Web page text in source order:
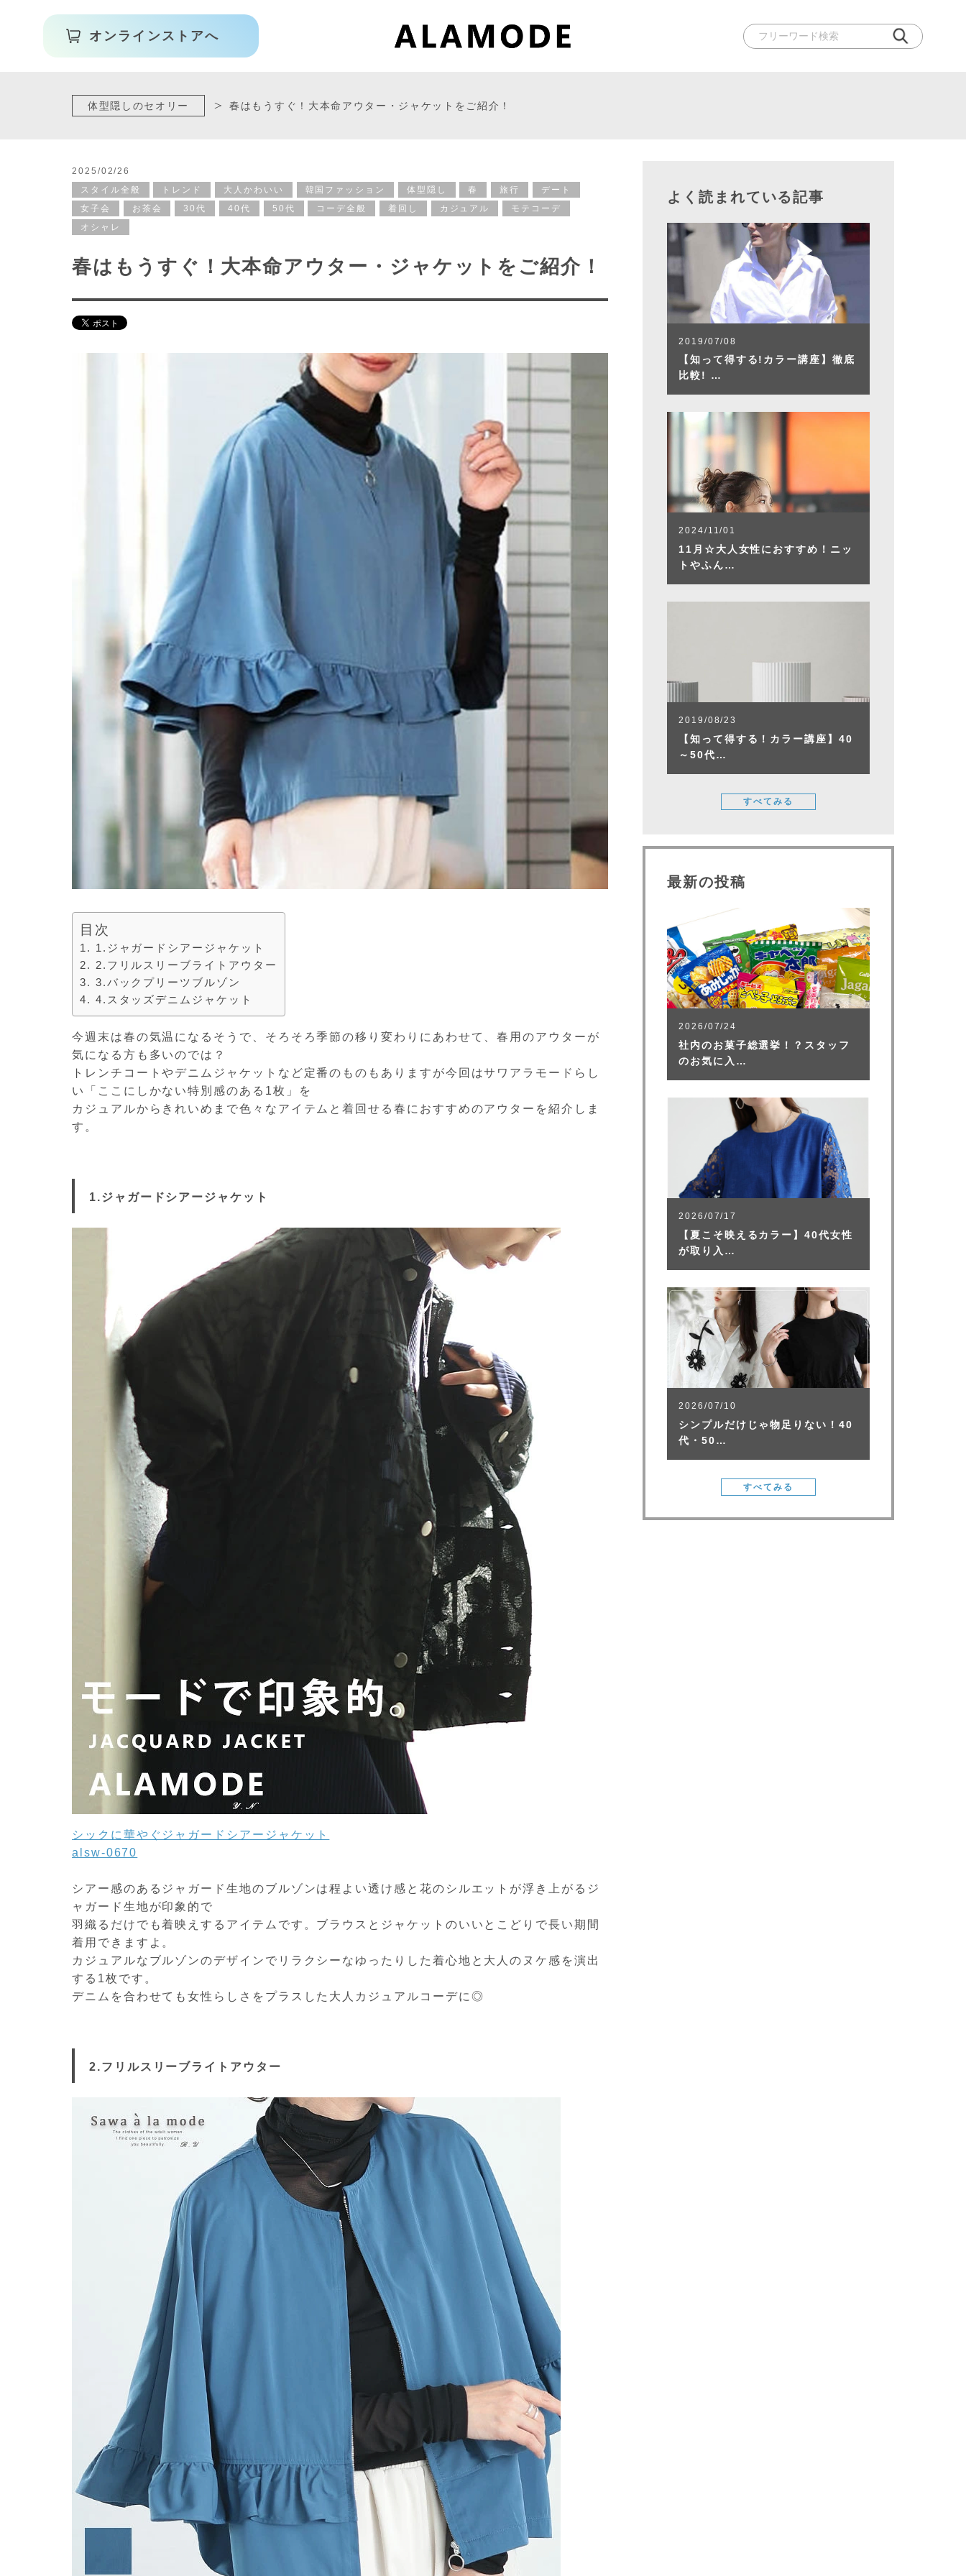
オンラインストアへ
体型隠しのセオリー 春はもうすぐ！大本命アウター・ジャケットをご紹介！
2025/02/26
スタイル全般
トレンド 大人かわいい 韓国ファッション 体型隠し 春 旅行
デート
女子会
お茶会 30代 40代 50代 コーデ全般 着回し カジュアル
モテコーデ
オシャレ
春はもうすぐ！大本命アウター・ジャケットをご紹介！
目次
1.ジャガードシアージャケット
2.フリルスリーブライトアウター
3.バックプリーツブルゾン
4.スタッズデニムジャケット
今週末は春の気温になるそうで、そろそろ季節の移り変わりにあわせて、春用のアウターが
気になる方も多いのでは？
トレンチコートやデニムジャケットなど定番のものもありますが今回はサワアラモードらし
い「ここにしかない特別感のある1枚」を
カジュアルからきれいめまで色々なアイテムと着回せる春におすすめのアウターを紹介しま
す。
1.ジャガードシアージャケット
シックに華やぐジャガードシアージャケット
alsw-0670
シアー感のあるジャガード生地のブルゾンは程よい透け感と花のシルエットが浮き上がるジ
ャガード生地が印象的で
羽織るだけでも着映えするアイテムです。ブラウスとジャケットのいいとこどりで長い期間
着用できますよ。
カジュアルなブルゾンのデザインでリラクシーなゆったりした着心地と大人のヌケ感を演出
する1枚です。
デニムを合わせても女性らしさをプラスした大人カジュアルコーデに◎
2.フリルスリーブライトアウター
よく読まれている記事
2019/07/08
【知って得する!カラー講座】徹底
比較! …
2024/11/01
11月☆大人女性におすすめ！ニッ
トやふん…
2019/08/23
【知って得する！カラー講座】40
～50代…
すべてみる
最新の投稿
2026/07/24
社内のお菓子総選挙！？スタッフ
のお気に入…
2026/07/17
【夏こそ映えるカラー】40代女性
が取り入…
2026/07/10
シンプルだけじゃ物足りない！40
代・50…
すべてみる